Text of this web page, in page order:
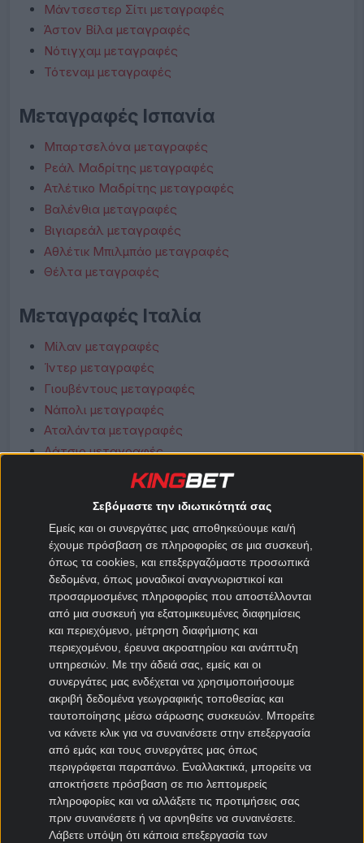
Σεβόμαστε την ιδιωτικότητά σας
Εμείς και οι συνεργάτες μας αποθηκεύουμε και/ή
έχουμε πρόσβαση σε πληροφορίες σε μια συσκευή,
όπως τα cookies, και επεξεργαζόμαστε προσωπικά
δεδομένα, όπως μοναδικοί αναγνωριστικοί και
προσαρμοσμένες πληροφορίες που αποστέλλονται
από μια συσκευή για εξατομικευμένες διαφημίσεις
και περιεχόμενο, μέτρηση διαφήμισης και
περιεχομένου, έρευνα ακροατηρίου και ανάπτυξη
υπηρεσιών. Με την άδειά σας, εμείς και οι
συνεργάτες μας ενδέχεται να χρησιμοποιήσουμε
ακριβή δεδομένα γεωγραφικής τοποθεσίας και
ταυτοποίησης μέσω σάρωσης συσκευών. Μπορείτε
να κάνετε κλικ για να συναινέσετε στην επεξεργασία
από εμάς και τους συνεργάτες μας όπως
περιγράφεται παραπάνω. Εναλλακτικά, μπορείτε να
αποκτήσετε πρόσβαση σε πιο λεπτομερείς
πληροφορίες και να αλλάξετε τις προτιμήσεις σας
πριν συναινέσετε ή να αρνηθείτε να συναινέσετε.
Λάβετε υπόψη ότι κάποια επεξεργασία των
Μάντσεστερ Σίτι μεταγραφές
Άστον Βίλα μεταγραφές
Νότιγχαμ μεταγραφές
Τότεναμ μεταγραφές
Μεταγραφές Ισπανία
Μπαρτσελόνα μεταγραφές
Ρεάλ Μαδρίτης μεταγραφές
Ατλέτικο Μαδρίτης μεταγραφές
Βαλένθια μεταγραφές
Βιγιαρεάλ μεταγραφές
Αθλέτικ Μπιλμπάο μεταγραφές
Θέλτα μεταγραφές
Μεταγραφές Ιταλία
Μίλαν μεταγραφές
Ίντερ μεταγραφές
Γιουβέντους μεταγραφές
Νάπολι μεταγραφές
Αταλάντα μεταγραφές
Λάτσιο μεταγραφές
Ρόμα μεταγραφές
Φιορεντίνα μεταγραφές
Κόμο μεταγραφές
Μπολόνια μεταγραφές
Μεταγραφές Bundesliga
Μπάγερν μεταγραφές
Ντόρτμουντ μεταγραφές
Αμβούργο μεταγραφές
Λεβερκούζεν μεταγραφές
Άιντραχτ Φρανκφούρτης μεταγραφές
Μεταγραφές Γαλλία
Παρί Σεν Ζερμέν μεταγραφές
Μονακό μεταγραφές
Μαρσέιγ μεταγραφές
Λυών μεταγραφές